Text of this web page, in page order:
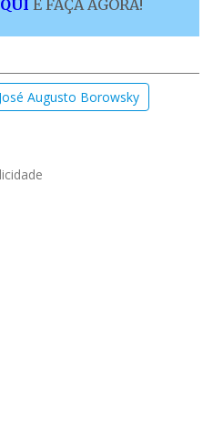
E FAÇA AGORA!
José Augusto Borowsky